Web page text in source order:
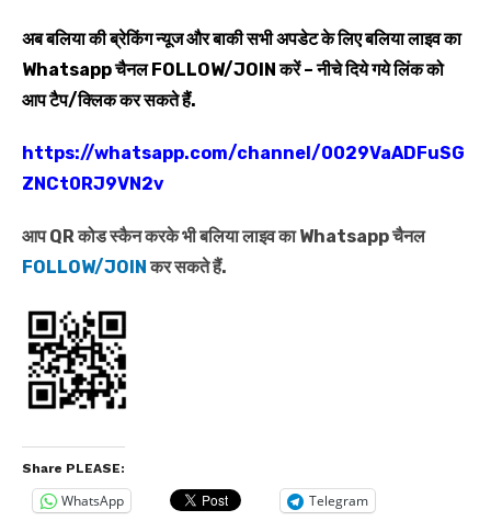
अब बलिया की ब्रेकिंग न्यूज और बाकी सभी अपडेट के लिए बलिया लाइव का
WhatsappचैनलFOLLOW/JOINकरें – नीचे दिये गये लिंक को
आप टैप/क्लिक कर सकते हैं.
https://whatsapp.com/channel/0029VaADFuSG
ZNCt0RJ9VN2v
आप QR कोड स्कैन करके भी बलिया लाइव का Whatsapp चैनल
FOLLOW/JOINकर सकते हैं.
Share PLEASE:
WhatsApp Telegram